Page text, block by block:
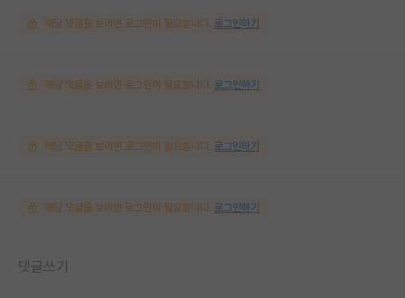
해당 댓글을 보려면 로그인이 필요합니다. 로그인하기
해당 댓글을 보려면 로그인이 필요합니다. 로그인하기
해당 댓글을 보려면 로그인이 필요합니다. 로그인하기
해당 댓글을 보려면 로그인이 필요합니다. 로그인하기
댓글쓰기